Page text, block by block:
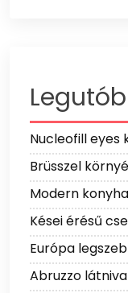
Nucleofill eyes
Brüsszel
Modern
Kései érésű
Európa
Abruzzo